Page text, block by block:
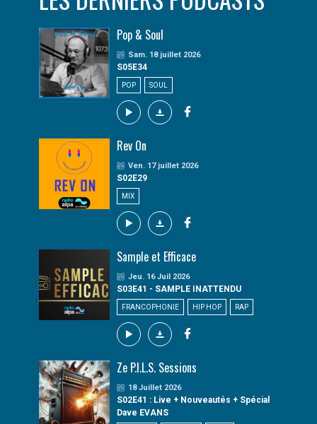
Pop & Soul
Sam. 18 juillet 2026
S05E34
POP SOUL
Rev On
Ven. 17 juillet 2026
S02E29
MIX
Sample et Efficace
Jeu. 16 Juil 2026
S03E41 - SAMPLE INATTENDU
FRANCOPHONIE HIP HOP RAP
Ze P.I.L.S. Sessions
18 Juillet 2026
S02E41 : Live + Nouveautés + Spécial
Dave EVANS